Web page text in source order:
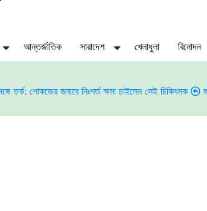
আন্তর্জাতিক সারাদেশ খেলাধুলা বিনোদন
জবাবে নিঃশর্ত ক্ষমা চাইলেন সেই চিকিৎসক
জাতীয়